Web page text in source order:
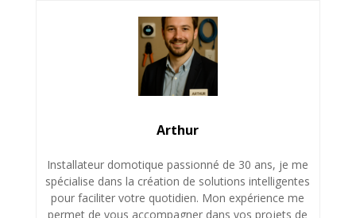
Arthur
Installateur domotique passionné de 30 ans, je me
spécialise dans la création de solutions intelligentes
pour faciliter votre quotidien. Mon expérience me
permet de vous accompagner dans vos projets de